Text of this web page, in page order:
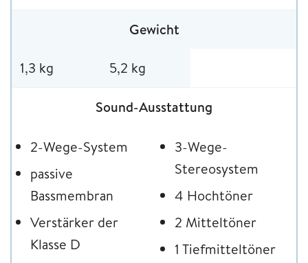
Gewicht
1,3 kg 5,2 kg
Sound-Ausstattung
2-Wege-System
passive
Bassmembran
Verstärker der
Klasse D
3-Wege-
Stereosystem
4 Hochtöner
2 Mitteltöner
1 Tiefmitteltöner